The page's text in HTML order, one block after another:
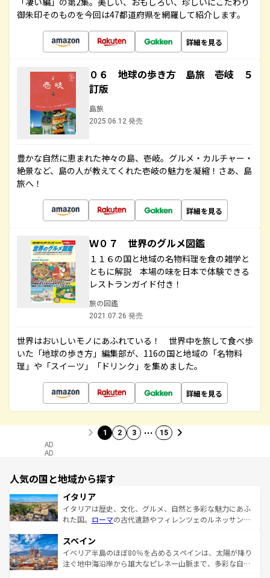
御朱印そのものを今回は47都道府県を網羅して紹介します。
詳細を見る
０６ 地球の歩き方 島旅 壱岐 ５
訂版
島旅
2025.06.12 発売
豊かな自然に恵まれた神々の島、壱岐。グルメ・カルチャー・
絶景など、島の人が教えてくれた壱岐の魅力を凝縮！さあ、島
旅へ！
詳細を見る
Ｗ０７ 世界のグルメ図鑑
１１６の国と地域の名物料理を食の雑学と
ともに解説 本場の味を日本で体験できる
レストランガイド付き！
旅の図鑑
2021.07.26 発売
世界はおいしいモノにあふれている！ 世界中を旅して食べ歩
いた「地球の歩き方」編集部が、116の国と地域の「名物料
理」や「スイーツ」「ドリンク」を集めました。
詳細を見る
1 2 3 … 15
AD
AD
人気の国と地域から探す
イタリア
イタリアは歴史、文化、グルメ、自然と多彩な魅力にあふ
れた国。 ローマの古代遺跡やフィレンツェのルネッサンス
ろん、トスカーナの美しい田園風景やアマルフィ海岸の絶
景など、自然景観も見逃せない。観光の合間には、本場の
ピザやパスタなど、絶品のイタリア料理を堪能することも
スペイン
イベリア半島のほぼ80％を占めるスペインは、太陽が降り
注ぐ地中海沿岸から雄大なピレネー山脈まで、多彩な自然